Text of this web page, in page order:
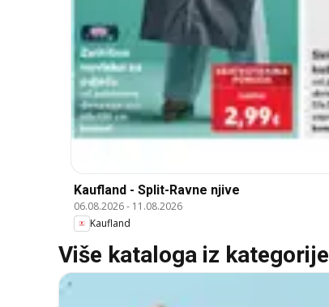
Kaufland - Split-Ravne njive
06.08.2026- 11.08.2026
Kaufland
Više kataloga iz kategorije